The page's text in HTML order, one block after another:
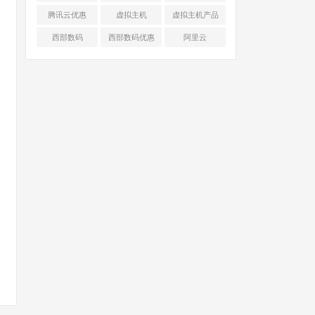
腾讯云优惠 虚拟主机 虚拟主机产品
对比
西部数码 西部数码优惠 阿里云